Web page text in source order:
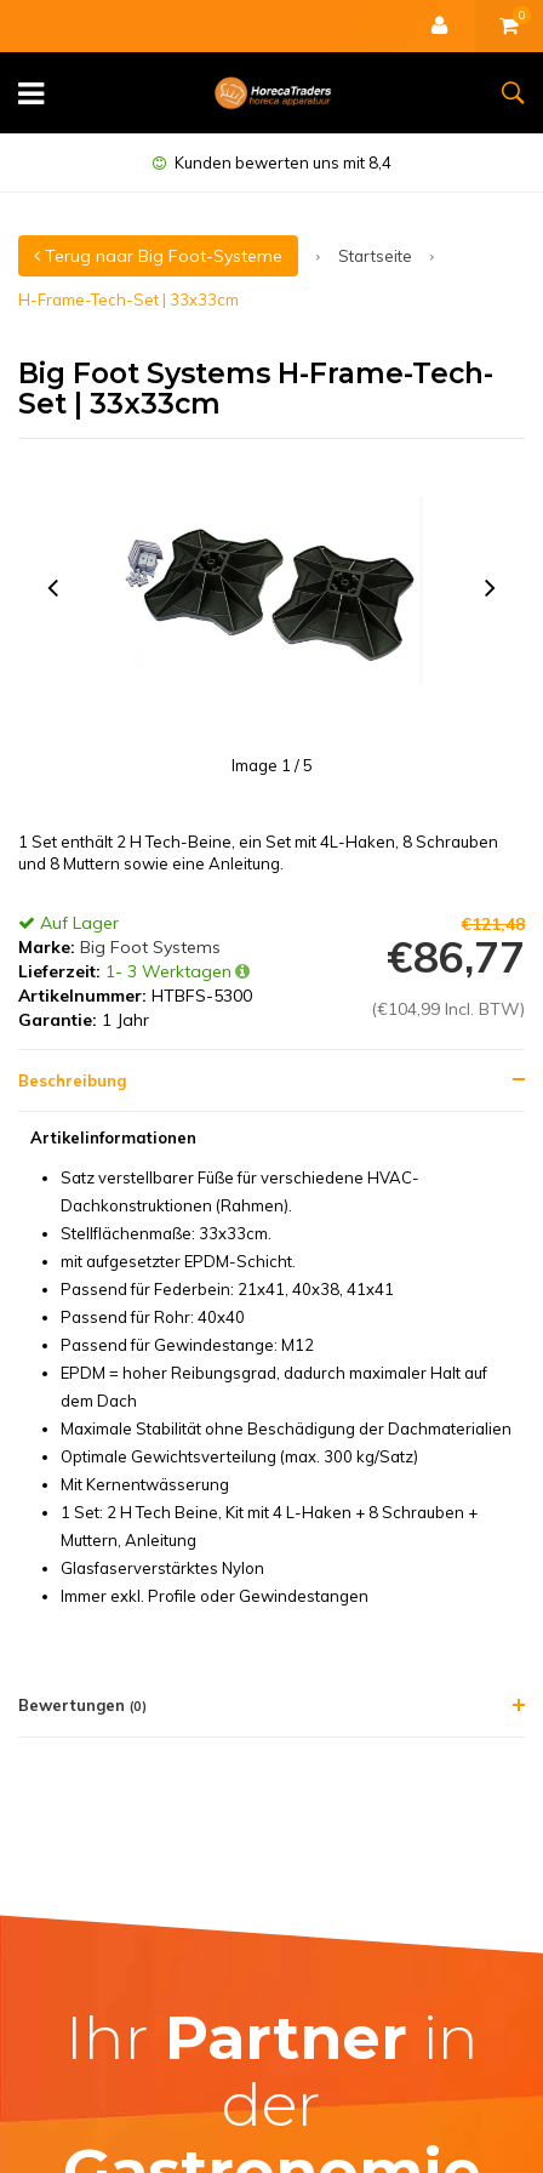
0
Minimal 1 Jahr Garantie
Terug naar Big Foot-Systeme Startseite
H-Frame-Tech-Set | 33x33cm
Big Foot Systems H-Frame-Tech-
Set | 33x33cm
Image 1 / 5
1 Set enthält 2 H Tech-Beine, ein Set mit 4L-Haken, 8 Schrauben
und 8 Muttern sowie eine Anleitung.
Auf Lager
Marke: Big Foot Systems
Lieferzeit: 1- 3 Werktagen
Artikelnummer: HTBFS-5300
Garantie: 1 Jahr
€121,48
€86,77
(€104,99 Incl. BTW)
Beschreibung
Artikelinformationen
Satz verstellbarer Füße für verschiedene HVAC-
Dachkonstruktionen (Rahmen).
Stellflächenmaße: 33x33cm.
mit aufgesetzter EPDM-Schicht.
Passend für Federbein: 21x41, 40x38, 41x41
Passend für Rohr: 40x40
Passend für Gewindestange: M12
EPDM = hoher Reibungsgrad, dadurch maximaler Halt auf
dem Dach
Maximale Stabilität ohne Beschädigung der Dachmaterialien
Optimale Gewichtsverteilung (max. 300 kg/Satz)
Mit Kernentwässerung
1 Set: 2 H Tech Beine, Kit mit 4 L-Haken + 8 Schrauben +
Muttern, Anleitung
Glasfaserverstärktes Nylon
Immer exkl. Profile oder Gewindestangen
Bewertungen (0)
Ihr Partner in
der